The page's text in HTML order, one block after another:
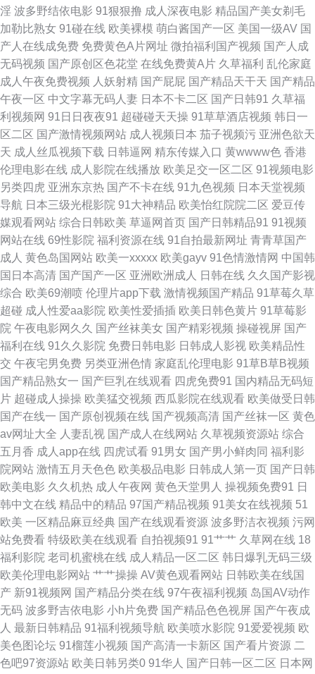
看 中文字幕欧美 在线观看资源网站 在线亚洲中文精品 91白浆 91国内香蕉
91极品天堂 91福利入口 91经典视频 91国产系列 91国产极品丝袜女 91精选
在线观看 91妹妹久久 91免费视频版 国产肏屄麻豆精品 国内人人 精品国产熟
女在线一区 久久国产精品欧美 久久黄色大网站 啦啦啦视频在线观看视频 欧
美男女在线免费 欧美性爱一区 欧美专区日韩 欧美夜午理论片 三级在线 四虎
影视永久在线精品 首页av网站 少妇一线天 久久久永久免费 欧美专区16p 色
戒238分钟未删减版 香蕉视频下载黄在线 在线免费观看18 91C人视频 91白
丝在线看 91国产品 91官观看入口官网免费 91网站国产一区二 97超碰碰碰
91资源在线播放 97激情网站 a天堂中文字幕组 白丝高潮玩哭 俺去也色洛洛
八戒影视论理 阿v免费在线 国产大神探花后入 天堂8αV在線 新视觉影院
6080高清 一性一交 在线视频免费 高清 中文字幕精东影业 最新电影免费 88
免费电影院网站 91福利社视频国产精品 天天射狠狠干 91小视频自慰 国产传
媒精品 国产精品精品自在线拍 国产欧美久久久久 国产乱视频在线播放 黄页
免费三级 久久国产精品久久 美女露胸照 欧美后入 青青精品1区 日日久久 四
虎新影院2019址 婷婷综合 下载欧美性交 在线观看免费网 8哥电影网在线观
看 91www黄色 日韩精品无码久久 91TV网站 91国产丝袜在线播放 91视频大
香蕉 91香蕉污视频下载 豆花影院色 国产tv六区 国产精品掏空网 精品国产一
二 久久精品23 欧美A级视频 三级91 亚洲黄色在线 51视频精品全部免费 91
东北40多岁熟女 91人免费版观看 91丝袜足交视频国产 91资源视频在线播放
淫 波多野结依电影 91狠狠撸 成人深夜电影 精品国产美女剃毛
加勒比熟女 91碰在线 欧美裸模 萌白酱国产一区 美国一级AV 国
产人在线成免费 免费黄色A片网址 微拍福利国产视频 国产人成
无码视频 国产原创区色花堂 在线免费黄A片 久草福利 乱伦家庭
成人午夜免费视频 人妖射精 国产屁屁 国产精品天干天 国产精品
午夜一区 中文字幕无码人妻 日本不卡二区 国产日韩91 久草福
利视频网 91日日夜夜91 超碰碰天天操 91草草酒店视频 韩日一
区二区 国产激情视频网站 成人视频日本 茄子视频污 亚洲色欲天
天 成人丝瓜视频下载 日韩逼网 精东传媒入口 黄wwww色 香港
伦理电影在线 成人影院在线播放 欧美足交一区二区 91视频电影
另类四虎 亚洲东京热 国产不卡在线 91九色视频 日本天堂视频
导航 日本三级光棍影院 91大神精品 欧美怡红院院二区 爱豆传
媒观看网站 综合日韩欧美 草逼网首页 国产日韩精品91 91视频
网站在线 69性影院 福利资源在线 91自拍最新网址 青青草国产
成人 黄色岛国网站 欧美一xxxxx 欧美gayv 91色情激情网 中国韩
国日本高清 国产国产一区 亚洲欧洲成人 日韩在线 久久国产影视
综合 欧美69潮喷 伦理片app下载 激情视频国产精品 91草莓久草
超碰 成人性爱aa影院 欧美性爱插插 欧美日韩色黄片 91草莓影
院 午夜电影网久久 国产丝袜美女 国产精彩视频 操碰视屏 国产
福利在线 91久久影院 免费日韩电影 日韩成人影视 欧美精品性
交 午夜宅男免费 另类亚洲色情 家庭乱伦理电影 91草B草B视频
国产精品熟女一 国产巨乳在线观看 四虎免费91 国内精品无码短
片 超碰成人操操 欧美猛交视频 西瓜影院在线观看 欧美做受日韩
国产在线一 国产原创视频在线 国产视频高清 国产丝袜一区 黄色
av网址大全 人妻乱视 国产成人在线网站 久草视频资源站 综合
五月香 成人app在线 四虎试看 91男女 国产男小鲜肉同 福利影
院网站 激情五月天色色 欧美极品电影 日韩成人第一页 国产日韩
欧美电影 久久机热 成人午夜网 黄色天堂男人 操视频免费91 日
韩中文在线 精品中的精品 97国产精品视频 91美女在线视频 51
欧美 一区精品麻豆经典 国产在线观看资源 波多野洁衣视频 污网
站免费看 特级欧美在线观看 自拍视频91 91艹艹 久草网在线 18
福利影院 老司机蜜桃在线 成人精品一区二区 韩日爆乳无码三级
欧美伦理电影网站 艹艹操操 AV黄色观看网站 日韩欧美在线国
产 新91视频网 国产精品分类在线 97午夜福利视频 岛国AV动作
无码 波多野吉依电影 小h片免费 国产精品色色视屏 国产午夜成
人 最新日韩精品 91福利视频导航 欧美喷水影院 91爱爱视频 欧
美色图论坛 91榴莲小视频 国产高清一卡新区 国产看片资源 二
色吧97资源站 欧美日韩另类0 91华人 国产日韩一区二区 日本网